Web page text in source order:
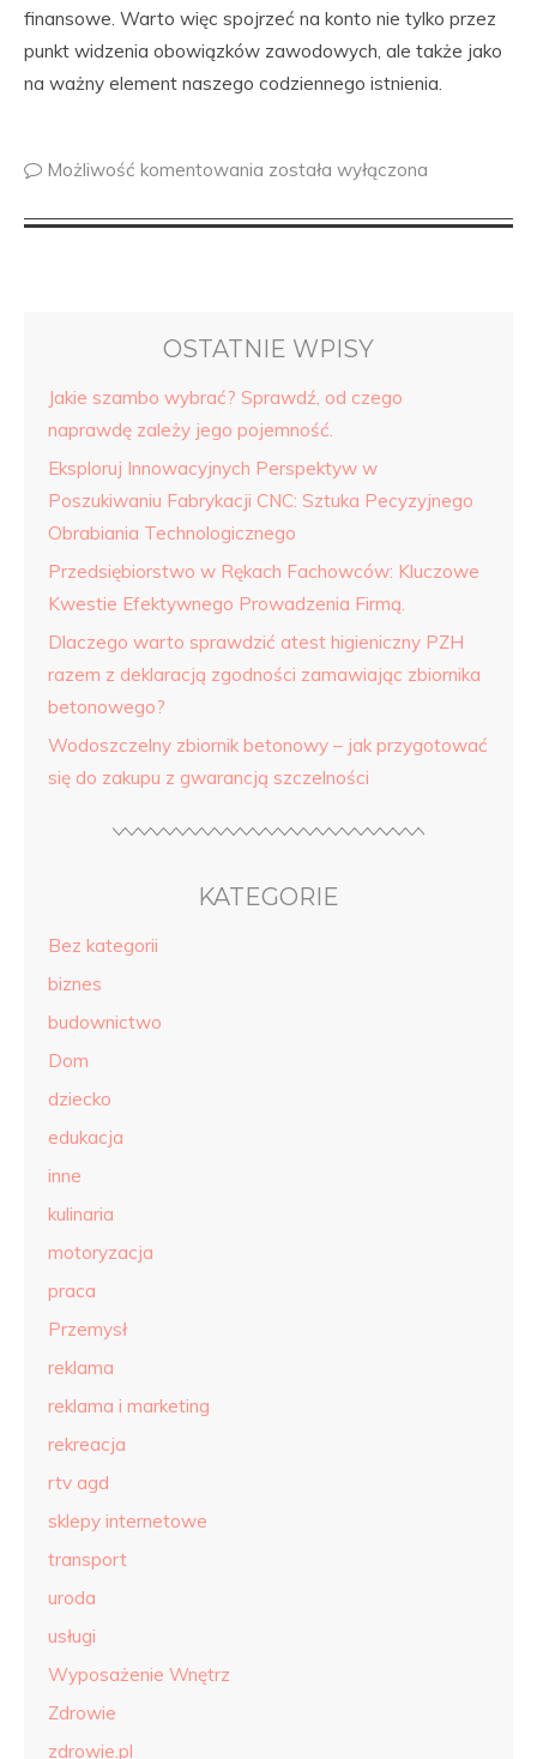
finansowe. Warto więc spojrzeć na konto nie tylko przez
punkt widzenia obowiązków zawodowych, ale także jako
na ważny element naszego codziennego istnienia.
Możliwość komentowania została wyłączona
OSTATNIE WPISY
Jakie szambo wybrać? Sprawdź, od czego
naprawdę zależy jego pojemność.
Eksploruj Innowacyjnych Perspektyw w
Poszukiwaniu Fabrykacji CNC: Sztuka Pecyzyjnego
Obrabiania Technologicznego
Przedsiębiorstwo w Rękach Fachowców: Kluczowe
Kwestie Efektywnego Prowadzenia Firmą.
Dlaczego warto sprawdzić atest higieniczny PZH
razem z deklaracją zgodności zamawiając zbiornika
betonowego?
Wodoszczelny zbiornik betonowy – jak przygotować
się do zakupu z gwarancją szczelności
KATEGORIE
Bez kategorii
biznes
budownictwo
Dom
dziecko
edukacja
inne
kulinaria
motoryzacja
praca
Przemysł
reklama
reklama i marketing
rekreacja
rtv agd
sklepy internetowe
transport
uroda
usługi
Wyposażenie Wnętrz
Zdrowie
zdrowie.pl